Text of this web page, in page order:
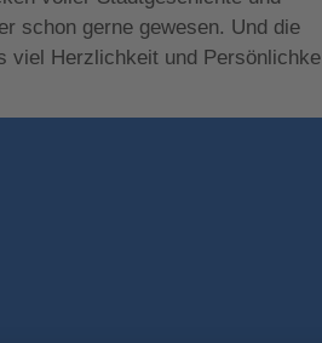
schon gerne gewesen. Und die
viel Herzlichkeit und